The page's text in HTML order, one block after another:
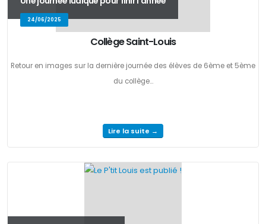
24/06/2025
Collège Saint-Louis
Retour en images sur la dernière journée des élèves de 6ème et 5ème
du collège...
Lire la suite →